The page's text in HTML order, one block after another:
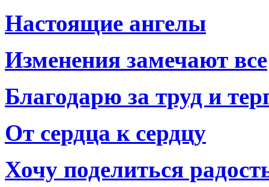
Настоящие ангелы
Изменения замечают все
Благодарю за труд и
От сердца к сердцу
Хочу поделиться